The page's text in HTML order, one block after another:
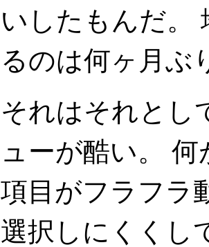
いしたもんだ。
るのは何ヶ月ぶ
それはそれとし
ューが酷い。
項目がフラフラ
選択しにくくし